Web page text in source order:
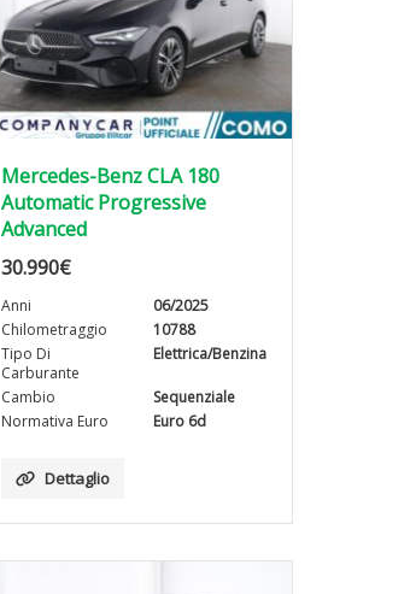
Mercedes-Benz CLA 180
Automatic Progressive
Advanced
30.990€
Anni
06/2025
Chilometraggio
10788
Tipo Di
Carburante
Elettrica/Benzina
Cambio
Sequenziale
Normativa Euro
Euro 6d
Dettaglio